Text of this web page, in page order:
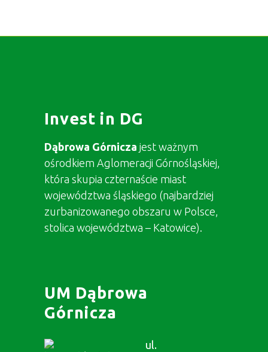
Invest in DG
Dąbrowa Górnicza jest ważnym
ośrodkiem Aglomeracji Górnośląskiej,
która skupia czternaście miast
województwa śląskiego (najbardziej
zurbanizowanego obszaru w Polsce,
stolica województwa – Katowice).
UM Dąbrowa
Górnicza
ul.